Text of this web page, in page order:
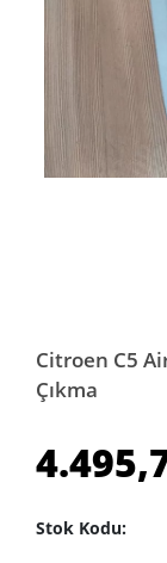
Citroen C5
Çıkma
Stok Kodu: